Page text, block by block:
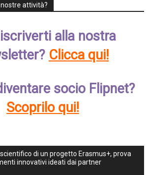
attività?
alla nostra
Clicca qui!
socio Flipnet?
Scoprilo qui!
di un progetto Erasmus+, prova
innovativi ideati dai partner